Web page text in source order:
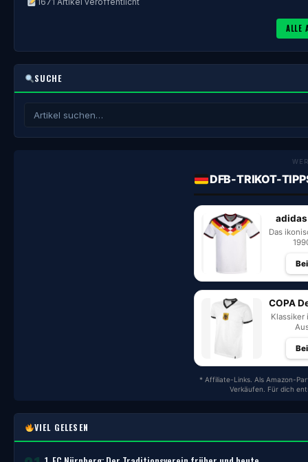
ALLE
SUCHE
DFB-TRIKOT-
Das
COPA
Klassiker
* Affiliate-Links. Als Amazon-
Verkäufen. Für dich
VIEL GELESEN